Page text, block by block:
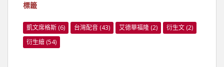
標籤
凱文席格斯 (6) 台灣配音 (43) 艾德華福隆 (2) 衍生文 (2)
衍生繪 (54)